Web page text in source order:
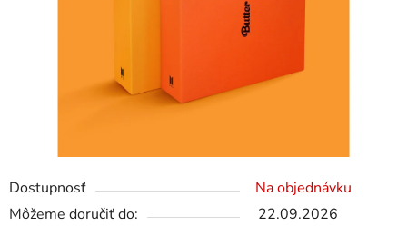
Dostupnosť
Na objednávku
Môžeme doručiť do:
22.09.2026